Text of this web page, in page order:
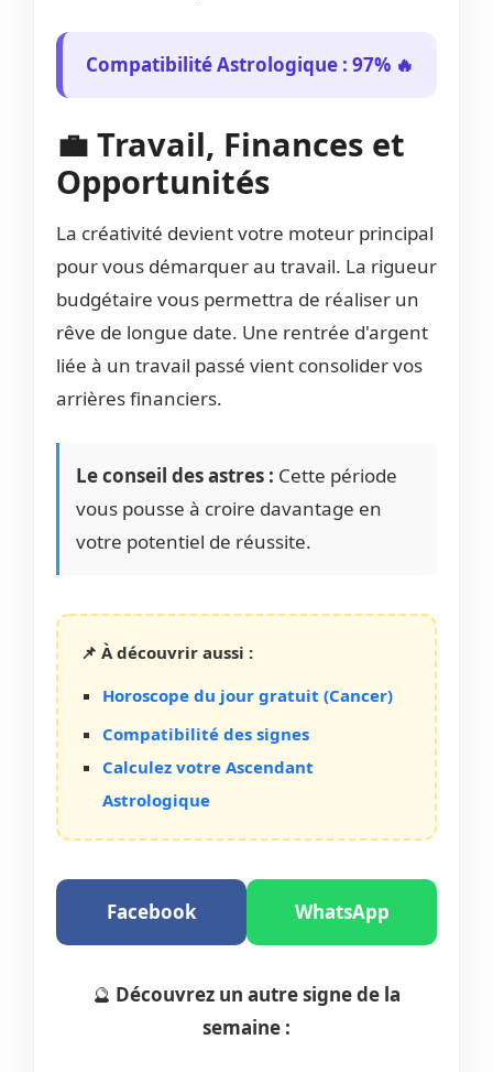
Compatibilité Astrologique : 97% 🔥
💼 Travail, Finances et
Opportunités
La créativité devient votre moteur principal
pour vous démarquer au travail. La rigueur
budgétaire vous permettra de réaliser un
rêve de longue date. Une rentrée d'argent
liée à un travail passé vient consolider vos
arrières financiers.
Le conseil des astres : Cette période
vous pousse à croire davantage en
votre potentiel de réussite.
📌 À découvrir aussi :
Horoscope du jour gratuit (Cancer)
Compatibilité des signes
Calculez votre Ascendant
Astrologique
Facebook WhatsApp
🔮 Découvrez un autre signe de la
semaine :